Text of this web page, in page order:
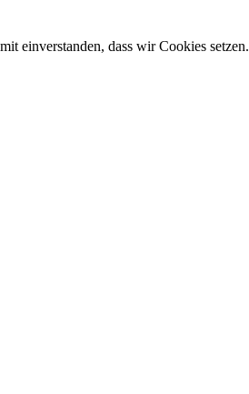
einverstanden, dass wir Cookies setzen.